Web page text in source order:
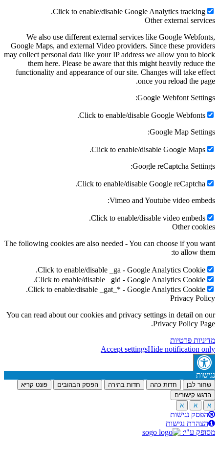
Click to enable/disable Google Analytics
Other external
We also use different external services like Google
Google Maps, and external Video providers. Since these
may collect personal data like your IP address we allow you to
them here. Please be aware that this might heavily
functionality and appearance of our site. Changes will take
once you reload the
Google Webfont
Click to enable/disable Google
Google Map
Click to enable/disable Google
Google reCaptcha
Click to enable/disable Google
Vimeo and Youtube video
Click to enable/disable video
Other
The following cookies are also needed - You can choose if you
to allow
Click to enable/disable _ga - Google Analytics
Click to enable/disable _gid - Google Analytics
Click to enable/disable _gat_* - Google Analytics
Privacy
You can read about our cookies and privacy settings in detail
Privacy Policy
פרטיות
Accept settings Hide notification
לבן חדות כהה חדות בהירה הפסק הבהובים
פונט קריא
קישורים
א
א
נגישות
נגישות
ע"י: